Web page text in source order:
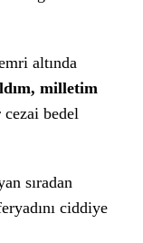
altında
milletim
bedel
sıradan
ciddiye